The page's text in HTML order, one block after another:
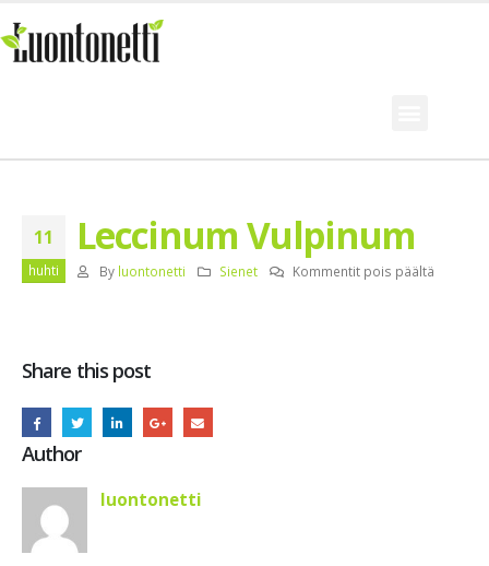
11
huhti
Leccinum Vulpinum
By luontonetti Sienet Kommentit pois päältä
Share this post
Author
luontonetti